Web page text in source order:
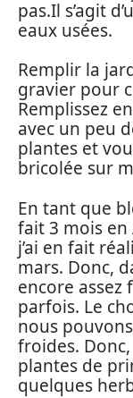
pas.Il s’agit
eaux usées.
Remplir la
gravier pour
Remplissez
avec un peu
plantes et
bricolée sur
En tant que
fait 3 mois en
j’ai en fait
mars. Donc,
encore assez
parfois. Le
nous
froides.
plantes de
quelques